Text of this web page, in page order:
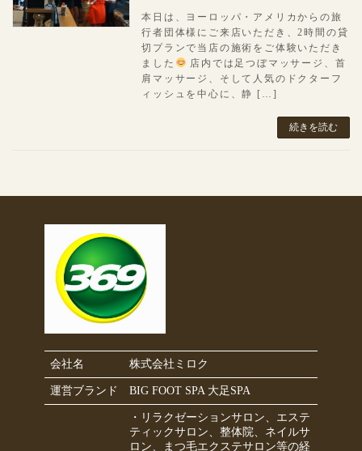
本日は、ヨーロッパ・アメリカからの旅
行者団体様にご来店いただき、2時間の貸
切プランで当店の施術をご体験いただき
ました
店内では足つぼマッサージ、首
肩マッサージ、そして人気のドクターフ
ィッシュを中心に、静 […]
続きを読む
会社名 株式会社ミロク
運営ブランド BIG FOOT SPA 大足SPA
・リラクゼーションサロン、エステ
ティックサロン、整体院、ネイルサ
ロン、まつ毛エクステサロン等の経